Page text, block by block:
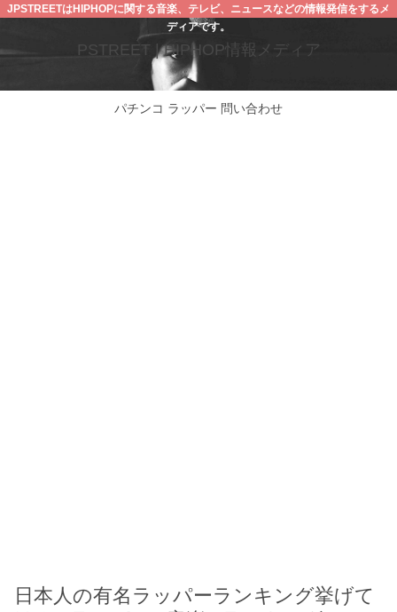
JPSTREETはHIPHOPに関する音楽、テレビ、ニュースなどの情報発信をするメ
ディアです。
PSTREET | HIPHOP情報メディア
パチンコ ラッパー 問い合わせ
日本人の有名ラッパーランキング挙げて